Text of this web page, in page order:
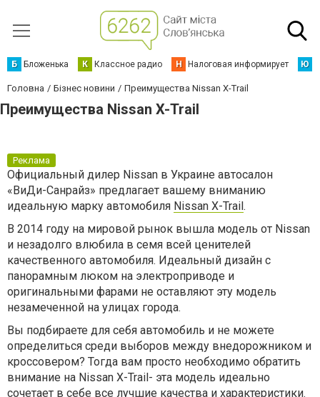
Б Бложенька К Классное радио Н Налоговая информирует Ю
Головна Бізнес новини Преимущества Nissan X-Trail
Преимущества Nissan X-Trail
Реклама
Официальный дилер Nissan в Украине автосалон
«ВиДи-Санрайз» предлагает вашему вниманию
идеальную марку автомобиля Nissan X-Trail.
В 2014 году на мировой рынок вышла модель от Nissan
и незадолго влюбила в семя всей ценителей
качественного автомобиля. Идеальный дизайн с
панорамным люком на электроприводе и
оригинальными фарами не оставляют эту модель
незамеченной на улицах города.
Вы подбираете для себя автомобиль и не можете
определиться среди выборов между внедорожником и
кроссовером? Тогда вам просто необходимо обратить
внимание на Nissan X-Trail- эта модель идеально
сочетает в себе все лучшие качества и характеристики.